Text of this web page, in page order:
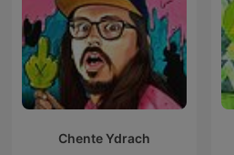
Chente Ydrach